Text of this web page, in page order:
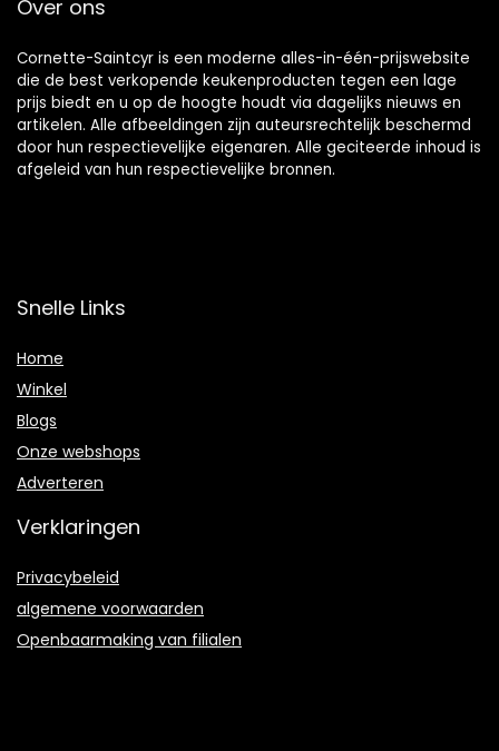
Over ons
Cornette-Saintcyr is een moderne alles-in-één-prijswebsite
die de best verkopende keukenproducten tegen een lage
prijs biedt en u op de hoogte houdt via dagelijks nieuws en
artikelen. Alle afbeeldingen zijn auteursrechtelijk beschermd
door hun respectievelijke eigenaren. Alle geciteerde inhoud is
afgeleid van hun respectievelijke bronnen.
Snelle Links
Home
Winkel
Blogs
Onze webshops
Adverteren
Verklaringen
Privacybeleid
algemene voorwaarden
Openbaarmaking van filialen